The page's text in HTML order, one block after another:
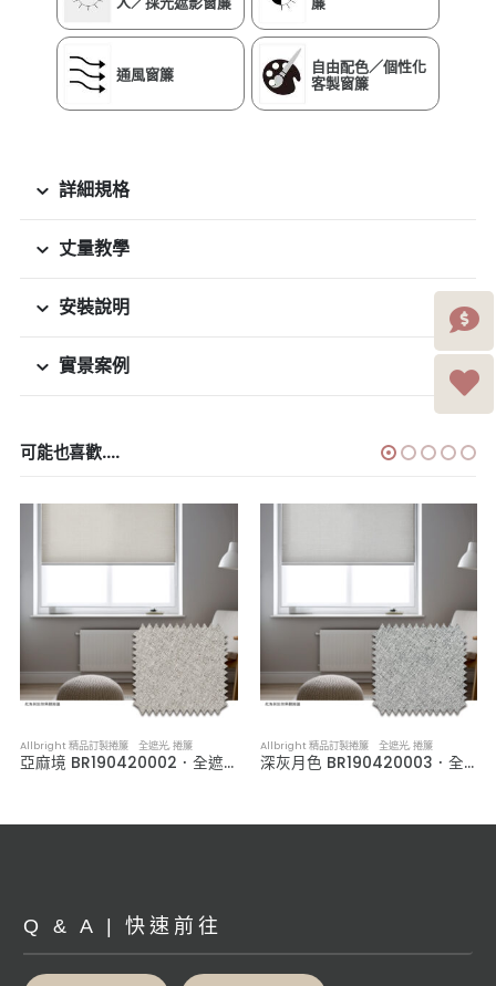
通風窗簾
自由配色／個性化
客製窗簾
詳細規格
丈量教學
安裝說明
實景案例
可能也喜歡....
Allbright 精品訂製捲簾 全遮光,捲簾
亞麻境 BR190420002．全遮光捲簾
Allbright 精品訂製捲簾 全遮光,捲簾
深灰月色 BR190420003．全遮光捲簾
Q & A | 快速前往